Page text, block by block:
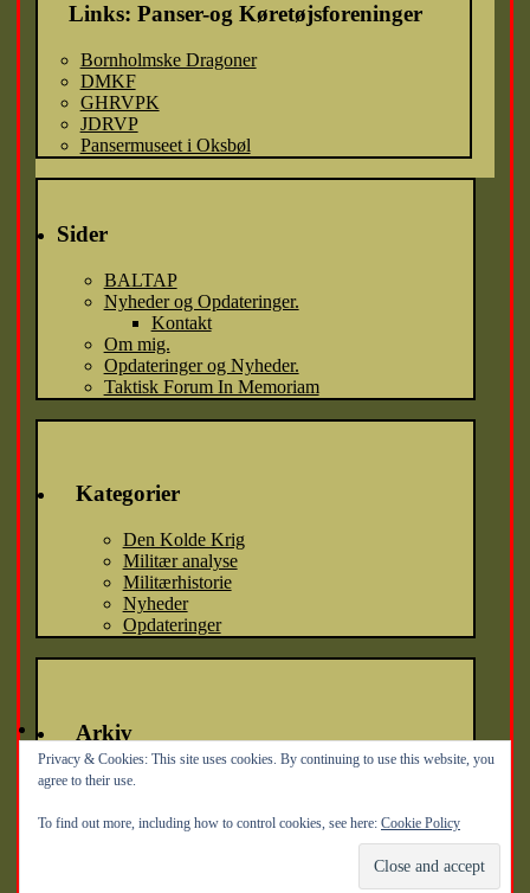
Links: Panser-og Køretøjsforeninger
Bornholmske Dragoner
DMKF
GHRVPK
JDRVP
Pansermuseet i Oksbøl
Sider
BALTAP
Nyheder og Opdateringer.
Kontakt
Om mig.
Opdateringer og Nyheder.
Taktisk Forum In Memoriam
Kategorier
Den Kolde Krig
Militær analyse
Militærhistorie
Nyheder
Opdateringer
Arkiv
Arkiv
Privacy & Cookies: This site uses cookies. By continuing to use this website, you
agree to their use.
To find out more, including how to control cookies, see here: Cookie Policy